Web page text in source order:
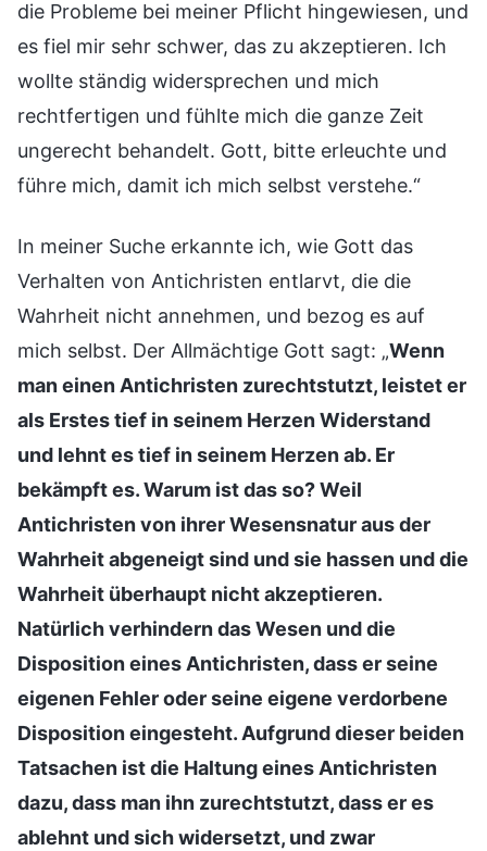
die Probleme bei meiner Pflicht hingewiesen, und
es fiel mir sehr schwer, das zu akzeptieren. Ich
wollte ständig widersprechen und mich
rechtfertigen und fühlte mich die ganze Zeit
ungerecht behandelt. Gott, bitte erleuchte und
führe mich, damit ich mich selbst verstehe.“
In meiner Suche erkannte ich, wie Gott das
Verhalten von Antichristen entlarvt, die die
Wahrheit nicht annehmen, und bezog es auf
mich selbst. Der Allmächtige Gott sagt: „Wenn
man einen Antichristen zurechtstutzt, leistet er
als Erstes tief in seinem Herzen Widerstand
und lehnt es tief in seinem Herzen ab. Er
bekämpft es. Warum ist das so? Weil
Antichristen von ihrer Wesensnatur aus der
Wahrheit abgeneigt sind und sie hassen und die
Wahrheit überhaupt nicht akzeptieren.
Natürlich verhindern das Wesen und die
Disposition eines Antichristen, dass er seine
eigenen Fehler oder seine eigene verdorbene
Disposition eingesteht. Aufgrund dieser beiden
Tatsachen ist die Haltung eines Antichristen
dazu, dass man ihn zurechtstutzt, dass er es
ablehnt und sich widersetzt, und zwar